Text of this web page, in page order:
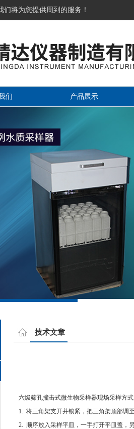
将为您提供周到的服务！
们 产品展示
技术文章
六级筛孔撞击式微生物采样器现场采样方式
1. 将三角架支开并锁紧，把三角架顶部调
2. 顺序放入采样平皿，一手打开平皿盖，